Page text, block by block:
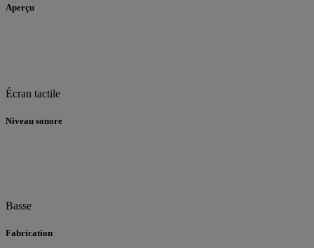
Aperçu
Écran tactile
Niveau sonore
Basse
Fabrication